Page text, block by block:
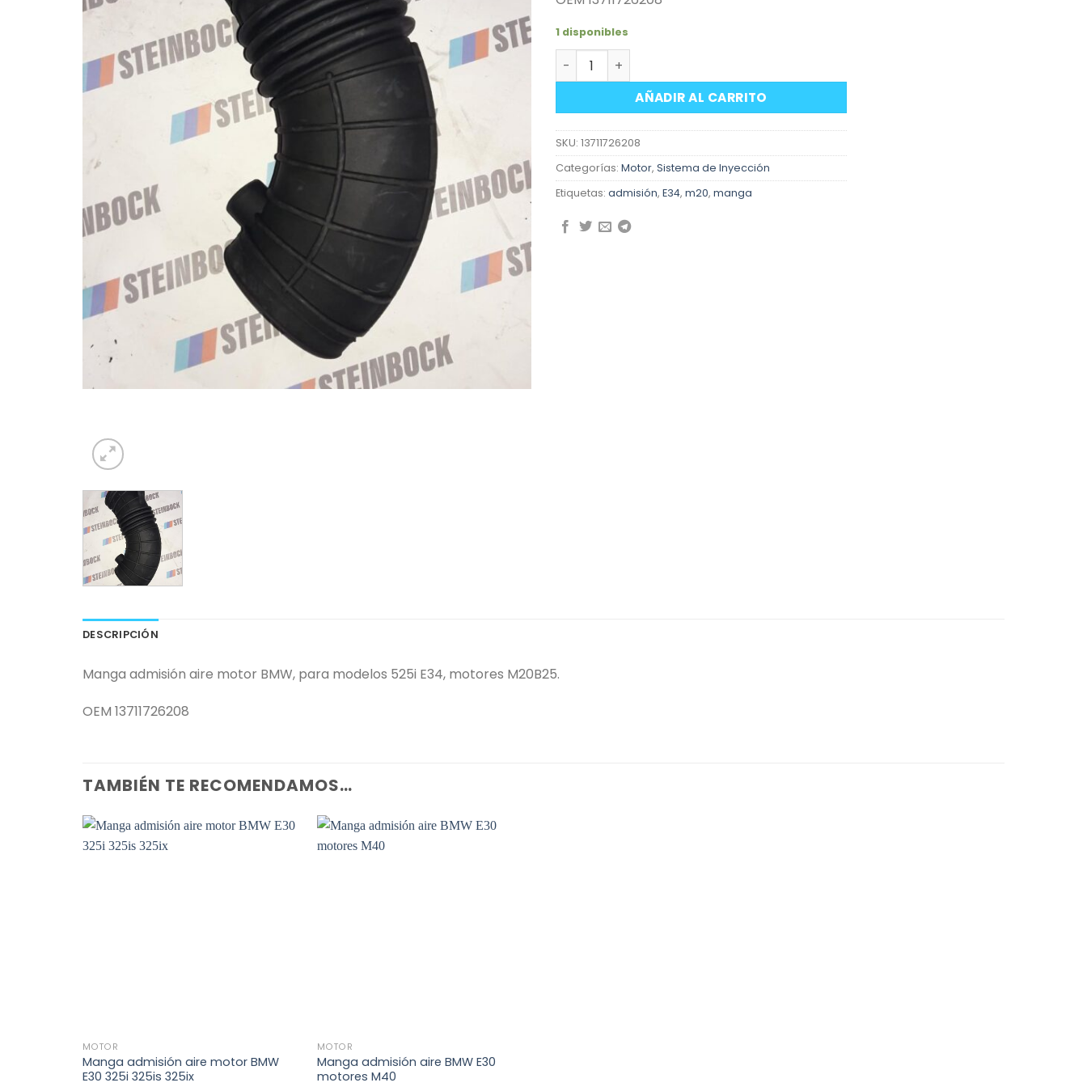
1 disponibles
Manga admisión aire motor BMW E34 M20B25 cantidad
AÑADIR AL CARRITO
SKU: 13711726208
Categorías: Motor, Sistema de Inyección
Etiquetas: admisión, E34, m20, manga
DESCRIPCIÓN
Manga admisión aire motor BMW, para modelos 525i E34, motores M20B25.
OEM 13711726208
TAMBIÉN TE RECOMENDAMOS…
MOTOR
Manga admisión aire motor BMW
E30 325i 325is 325ix
MOTOR
Manga admisión aire BMW E30
motores M40